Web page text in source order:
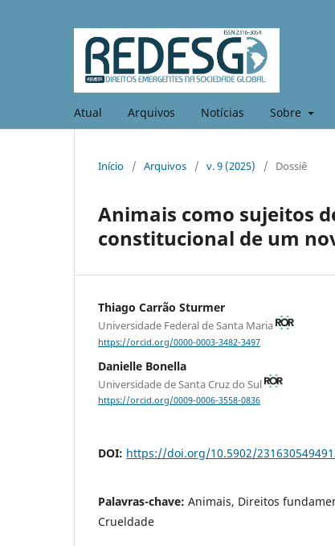
Atual Arquivos Notícias Sobre
Início / Arquivos / v. 9 (2025) / Dossiê
Animais como sujeitos
constitucional de um
Thiago Carrão Sturmer
Universidade Federal de Santa Maria
https://orcid.org/0000-0003-3482-3497
Danielle Bonella
Universidade de Santa Cruz do Sul
https://orcid.org/0009-0006-3558-0836
DOI: https://doi.org/10.5902/
Palavras-chave: Animais, Direitos
Crueldade